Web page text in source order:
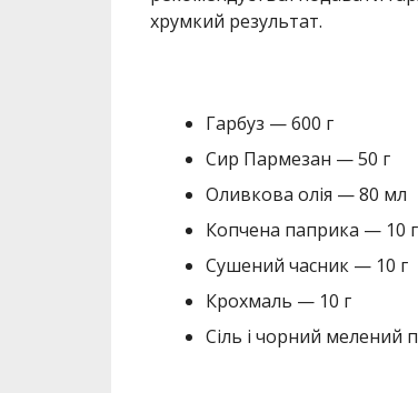
хрумкий результат.
Гарбуз — 600 г
Сир Пармезан — 50 г
Оливкова олія — 80 мл
Копчена паприка — 10 г
Сушений часник — 10 г
Крохмаль — 10 г
Сіль і чорний мелений